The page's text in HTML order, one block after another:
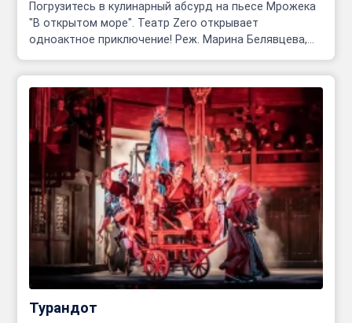
Погрузитесь в кулинарный абсурд на пьесе Мрожека
"В открытом море". Театр Zero открывает
одноактное приключение! Реж. Марина Белявцева,
Турандот